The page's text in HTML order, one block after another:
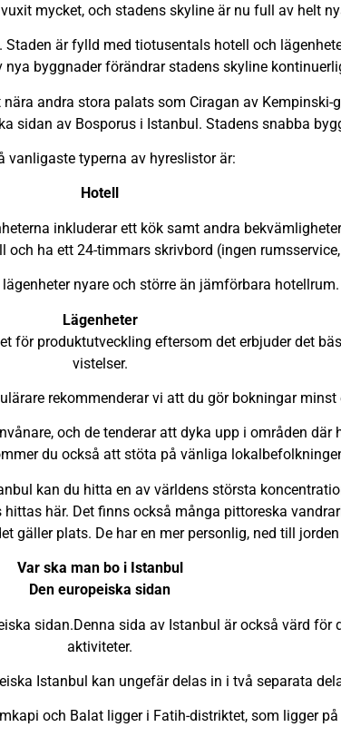
mycket, och stadens skyline är nu full av helt
är fylld med tiotusentals hotell och
nya byggnader förändrar stadens skyline
andra stora palats som Ciragan av Kempinski-
sidan av Bosporus i Istanbul. Stadens snabba
vanligaste typerna av hyreslistor är:
Hotell
inkluderar ett kök samt andra
ha ett 24-timmars skrivbord (ingen
lägenheter nyare och större än jämförbara hotellrum.
Lägenheter
för produktutveckling eftersom det erbjuder det
vistelser.
rekommenderar vi att du gör bokningar
och de tenderar att dyka upp i områden där
du också att stöta på vänliga
kan du hitta en av världens största
här. Det finns också många pittoreska
gäller plats. De har en mer personlig, ned till
Var ska man bo i Istanbul
Den europeiska sidan
sidan.Denna sida av Istanbul är också värd
aktiviteter.
Istanbul kan ungefär delas in i två separata
och Balat ligger i Fatih-distriktet, som ligger